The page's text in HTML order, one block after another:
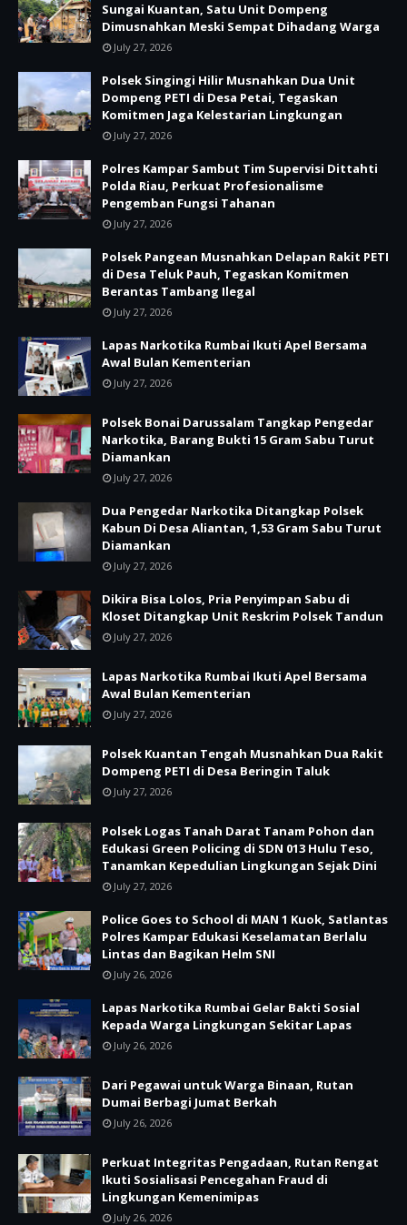
Sungai Kuantan, Satu Unit Dompeng
Dimusnahkan Meski Sempat Dihadang Warga
July 27, 2026
Polsek Singingi Hilir Musnahkan Dua Unit
Dompeng PETI di Desa Petai, Tegaskan
Komitmen Jaga Kelestarian Lingkungan
July 27, 2026
Polres Kampar Sambut Tim Supervisi Dittahti
Polda Riau, Perkuat Profesionalisme
Pengemban Fungsi Tahanan
July 27, 2026
Polsek Pangean Musnahkan Delapan Rakit PETI
di Desa Teluk Pauh, Tegaskan Komitmen
Berantas Tambang Ilegal
July 27, 2026
Lapas Narkotika Rumbai Ikuti Apel Bersama
Awal Bulan Kementerian
July 27, 2026
Polsek Bonai Darussalam Tangkap Pengedar
Narkotika, Barang Bukti 15 Gram Sabu Turut
Diamankan
July 27, 2026
Dua Pengedar Narkotika Ditangkap Polsek
Kabun Di Desa Aliantan, 1,53 Gram Sabu Turut
Diamankan
July 27, 2026
Dikira Bisa Lolos, Pria Penyimpan Sabu di
Kloset Ditangkap Unit Reskrim Polsek Tandun
July 27, 2026
Lapas Narkotika Rumbai Ikuti Apel Bersama
Awal Bulan Kementerian
July 27, 2026
Polsek Kuantan Tengah Musnahkan Dua Rakit
Dompeng PETI di Desa Beringin Taluk
July 27, 2026
Polsek Logas Tanah Darat Tanam Pohon dan
Edukasi Green Policing di SDN 013 Hulu Teso,
Tanamkan Kepedulian Lingkungan Sejak Dini
July 27, 2026
Police Goes to School di MAN 1 Kuok, Satlantas
Polres Kampar Edukasi Keselamatan Berlalu
Lintas dan Bagikan Helm SNI
July 26, 2026
Lapas Narkotika Rumbai Gelar Bakti Sosial
Kepada Warga Lingkungan Sekitar Lapas
July 26, 2026
Dari Pegawai untuk Warga Binaan, Rutan
Dumai Berbagi Jumat Berkah
July 26, 2026
Perkuat Integritas Pengadaan, Rutan Rengat
Ikuti Sosialisasi Pencegahan Fraud di
Lingkungan Kemenimipas
July 26, 2026